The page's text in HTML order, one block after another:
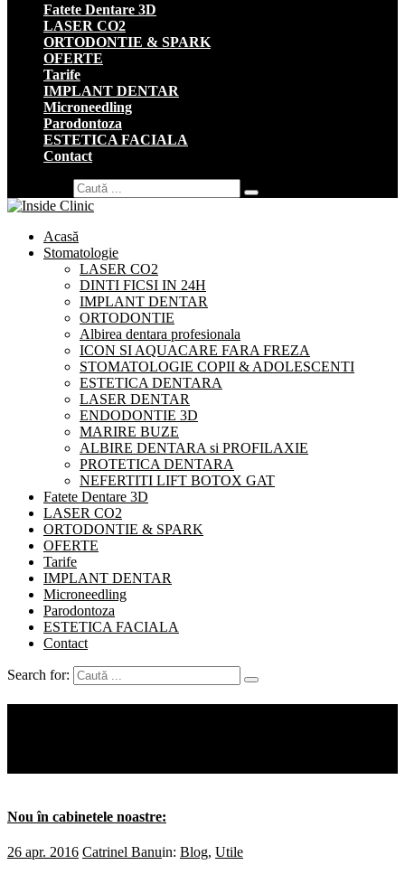
Fatete Dentare 3D
LASER CO2
ORTODONTIE & SPARK
OFERTE
Tarife
IMPLANT DENTAR
Microneedling
Parodontoza
ESTETICA FACIALA
Contact
Acasă
Stomatologie
LASER CO2
DINTI FICSI IN 24H
IMPLANT DENTAR
ORTODONTIE
Albirea dentara profesionala
ICON SI AQUACARE FARA FREZA
STOMATOLOGIE COPII & ADOLESCENTI
ESTETICA DENTARA
LASER DENTAR
ENDODONTIE 3D
MARIRE BUZE
ALBIRE DENTARA si PROFILAXIE
PROTETICA DENTARA
NEFERTITI LIFT BOTOX GAT
Fatete Dentare 3D
LASER CO2
ORTODONTIE & SPARK
OFERTE
Tarife
IMPLANT DENTAR
Microneedling
Parodontoza
ESTETICA FACIALA
Contact
Search for:
Nou în cabinetele noastre:
26 apr. 2016 Catrinel Banuin: Blog, Utile